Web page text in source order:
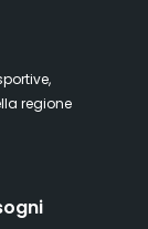
regione